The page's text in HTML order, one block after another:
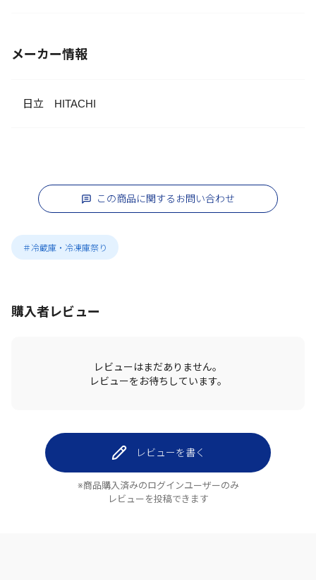
メーカー情報
日立 HITACHI
この商品に関するお問い合わせ
＃冷蔵庫・冷凍庫祭り
購入者レビュー
レビューはまだありません。
レビューをお待ちしています。
レビューを書く
※商品購入済みのログインユーザーのみ
レビューを投稿できます